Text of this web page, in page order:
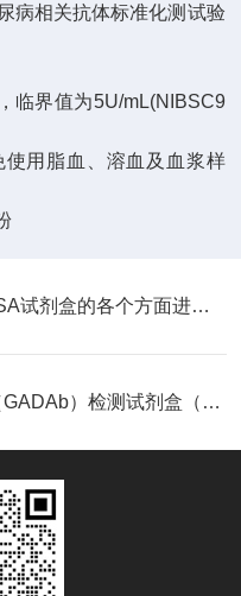
病相关抗体标准化测试验
，临界值为5U/mL(NIBSC9
用脂血、溶血及血浆样
对胰岛细胞抗体ELISA试剂盒的各个方面进行说明
谷氨酸脱羧酶抗体（GADAb）检测试剂盒（酶联免疫法）使用说明书